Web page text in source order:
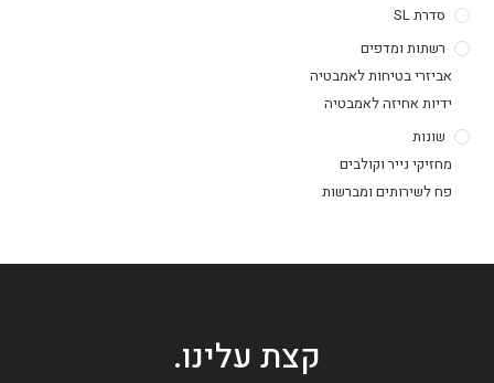
סדרת SL
רשתות ומדפים
אביזרי בטיחות לאמבטיה
ידיות אחיזה לאמבטיה
שונות
מחזיקי נייר וקולבים
פח לשירותים ומברשות
קצת עלינו.